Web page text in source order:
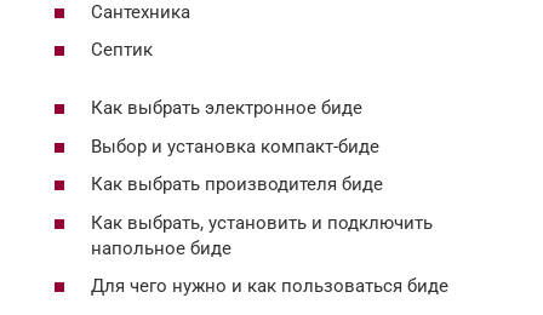
Сантехника
Септик
Как выбрать электронное биде
Выбор и установка компакт-биде
Как выбрать производителя биде
Как выбрать, установить и подключить
напольное биде
Для чего нужно и как пользоваться биде